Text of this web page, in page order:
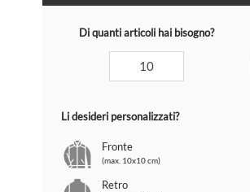
Di quanti articoli hai bisogno?
Li desideri personalizzati?
Fronte
(max. 10x10 cm)
Retro